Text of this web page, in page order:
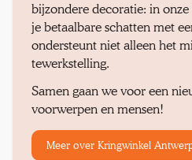
bijzondere decoratie: in
je betaalbare schatten met
ondersteunt niet alleen het
tewerkstelling.
Samen gaan we voor een
voorwerpen en mensen!
Meer over Kringwinkel